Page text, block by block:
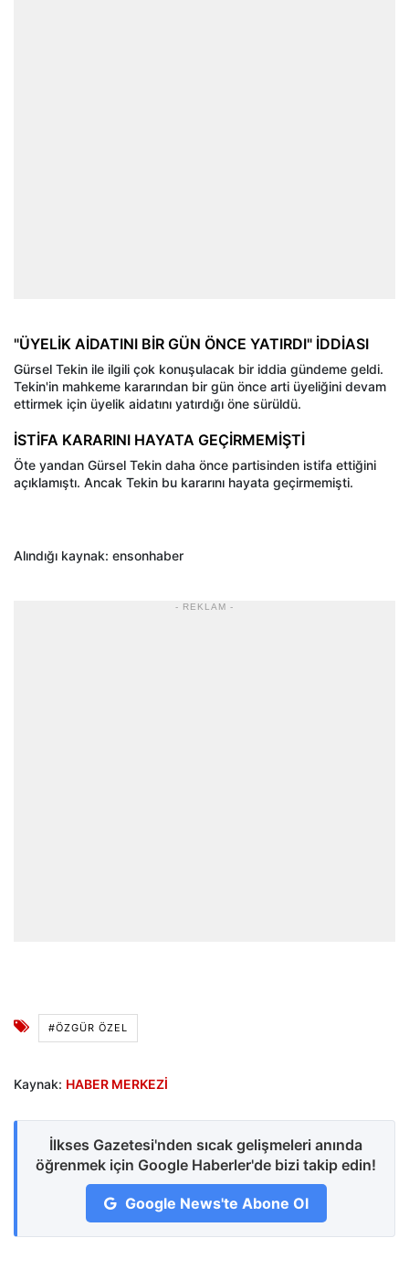
"ÜYELİK AİDATINI BİR GÜN ÖNCE YATIRDI" İDDİASI
Gürsel Tekin ile ilgili çok konuşulacak bir iddia gündeme geldi.
Tekin'in mahkeme kararından bir gün önce arti üyeliğini devam
ettirmek için üyelik aidatını yatırdığı öne sürüldü.
İSTİFA KARARINI HAYATA GEÇİRMEMİŞTİ
Öte yandan Gürsel Tekin daha önce partisinden istifa ettiğini
açıklamıştı. Ancak Tekin bu kararını hayata geçirmemişti.
Alındığı kaynak: ensonhaber
- REKLAM -
#ÖZGÜR ÖZEL
Kaynak: HABER MERKEZİ
İlkses Gazetesi'nden sıcak gelişmeleri anında
öğrenmek için Google Haberler'de bizi takip edin!
Google News'te Abone Ol